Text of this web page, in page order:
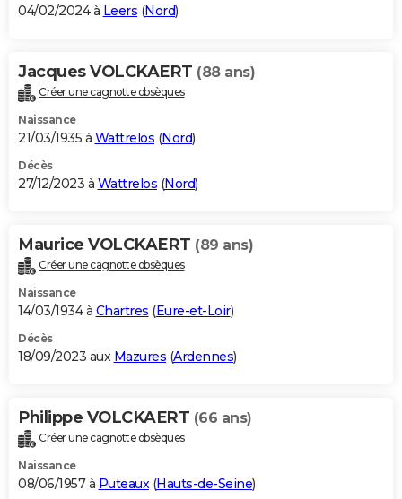
04/02/2024 à Leers (Nord)
Jacques VOLCKAERT (88 ans)
Créer une cagnotte obsèques
Naissance
21/03/1935 à Wattrelos (Nord)
Décès
27/12/2023 à Wattrelos (Nord)
Maurice VOLCKAERT (89 ans)
Créer une cagnotte obsèques
Naissance
14/03/1934 à Chartres (Eure-et-Loir)
Décès
18/09/2023 aux Mazures (Ardennes)
Philippe VOLCKAERT (66 ans)
Créer une cagnotte obsèques
Naissance
08/06/1957 à Puteaux (Hauts-de-Seine)